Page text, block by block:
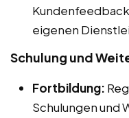
eigenen
Schulung und
Fortbildung:
Schulungen und